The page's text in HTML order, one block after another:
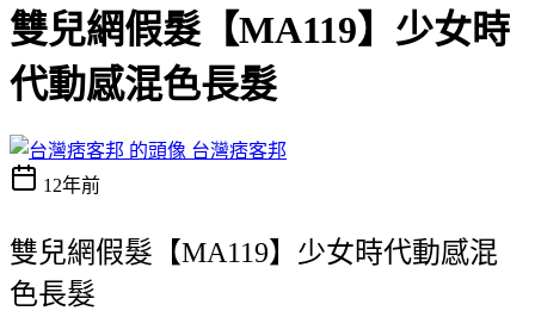
雙兒網假髮【MA119】少女時
代動感混色長髮
台灣痞客邦
12年前
雙兒網假髮【MA119】少女時代動感混
色長髮